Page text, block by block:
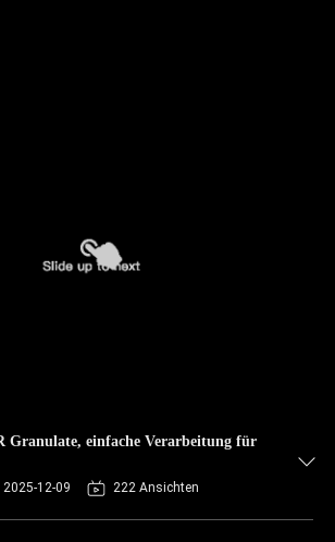
Granulate, einfache Verarbeitung für
2025-12-09 222 Ansichten